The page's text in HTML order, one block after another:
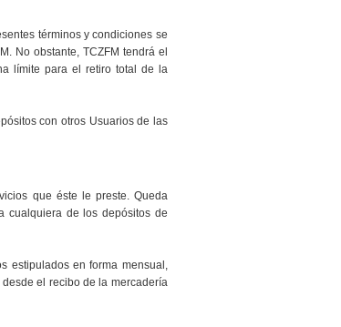
términos y condiciones se
No obstante, TCZFM tendrá el
límite para el retiro total de la
con otros Usuarios de las
que éste le preste. Queda
cualquiera de los depósitos de
estipulados en forma mensual,
el recibo de la mercadería